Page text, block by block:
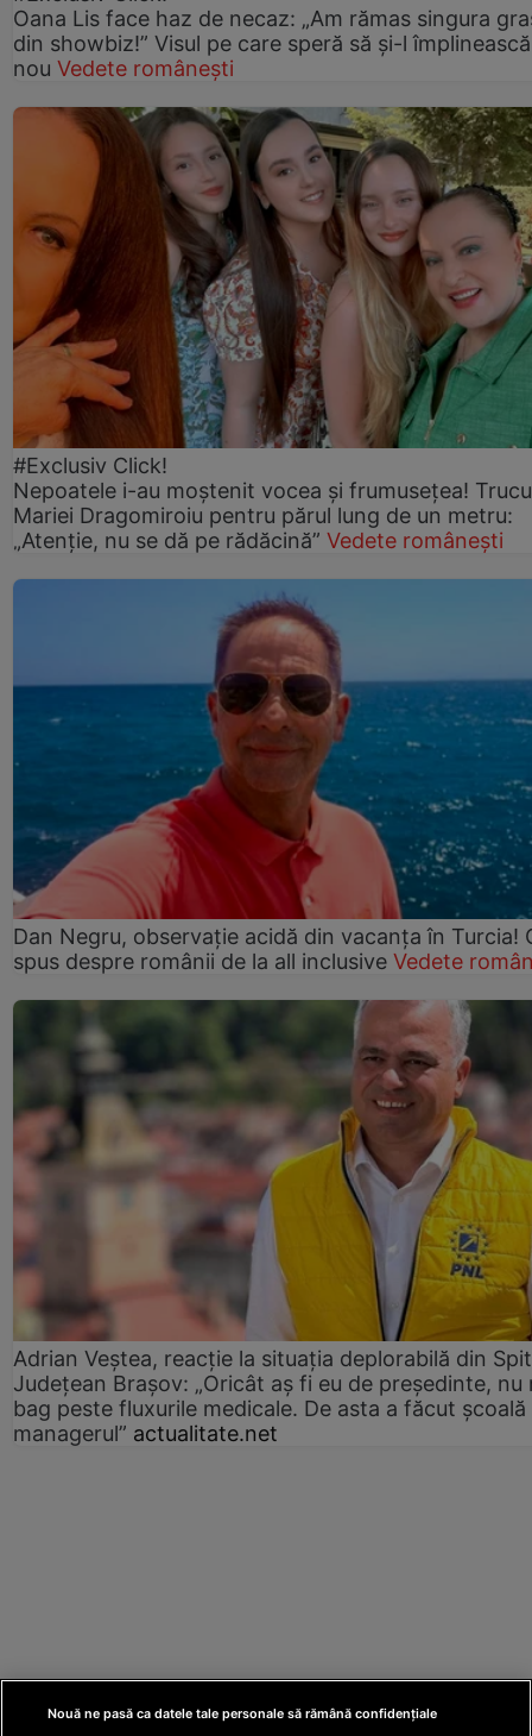
Oana Lis face haz de necaz: „Am rămas singura
din showbiz!” Visul pe care speră să și-l
nou Vedete românești
#Exclusiv Click!
Nepoatele i-au moștenit vocea și frumusețea!
Mariei Dragomiroiu pentru părul lung de un metru:
„Atenție, nu se dă pe rădăcină” Vedete românești
Dan Negru, observație acidă din vacanța în Turcia!
spus despre românii de la all inclusive Vedete
Adrian Veștea, reacție la situația deplorabilă din
Județean Brașov: „Oricât aș fi eu de președinte, nu
bag peste fluxurile medicale. De asta a făcut școală
managerul” actualitate.net
Nouă ne pasă ca datele tale personale să rămână confidențiale